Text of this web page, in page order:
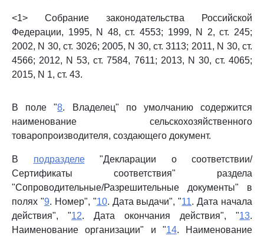
<1> Собрание законодательства Российской
Федерации, 1995, N 48, ст. 4553; 1999, N 2, ст. 245;
2002, N 30, ст. 3026; 2005, N 30, ст. 3113; 2011, N 30, ст.
4566; 2012, N 53, ст. 7584, 7611; 2013, N 30, ст. 4065;
2015, N 1, ст. 43.
В поле "8. Владелец" по умолчанию содержится
наименование сельскохозяйственного
товаропроизводителя, создающего документ.
В подразделе"Декларации о соответствии/
Сертификаты соответствия" раздела
"Сопроводительные/Разрешительные документы" в
полях "9. Номер", "10. Дата выдачи", "11. Дата начала
действия", "12. Дата окончания действия", "13.
Наименование организации" и "14. Наименование